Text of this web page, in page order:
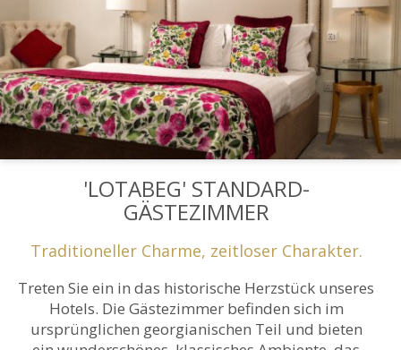
'LOTABEG' STANDARD-
GÄSTEZIMMER
Traditioneller Charme, zeitloser Charakter.
Treten Sie ein in das historische Herzstück unseres
Hotels. Die Gästezimmer befinden sich im
ursprünglichen georgianischen Teil und bieten